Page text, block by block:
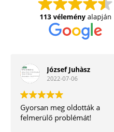
113 véleményalapján
József Juhàsz
2022-07-06
Gyorsan meg oldották a
felmerülő problémát!